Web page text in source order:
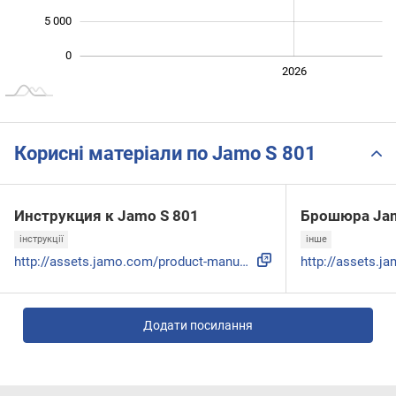
0
5 000
2026
Корисні матеріали по Jamo S 801
Инструкция к Jamo S 801
інструкції
http://assets.jamo.com/product-manuals/Jamo-Studio-8-Series...
Брошюра
інше
Додати посилання